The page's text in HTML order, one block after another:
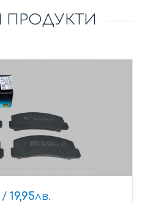
/ 19,95лв.